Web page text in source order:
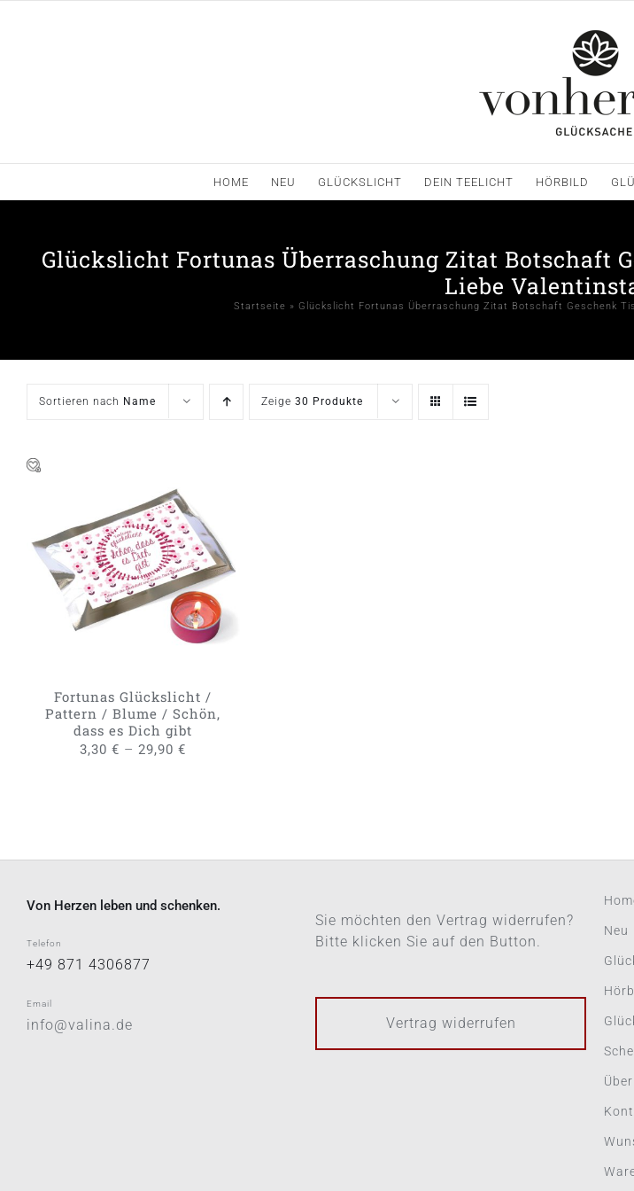
HOME NEU GLÜCKSLICHT DEIN TEELICHT HÖRBILD
Glückslicht Fortunas Überraschung Zitat Botschaft
Liebe
Startseite » Glückslicht Fortunas Überraschung Zitat Botschaft Geschenk
Sortieren nach Name Zeige 30 Produkte
AUSFÜHRUNG WÄHLEN DIESES
PRODUKT
WEIST
MEHRERE
VARIANTEN
AUF.
KÖNNEN
AUF
DER
/
QUICK VIEW
Fortunas Glückslicht /
Pattern / Blume / Schön,
dass es Dich gibt
3,30€ –29,90€
Von Herzen leben und schenken.
Telefon
+49 871 4306877
Email
info@valina.de
Sie möchten den Vertrag widerrufen?
Bitte klicken Sie auf den Button.
Vertrag widerrufen
Neu